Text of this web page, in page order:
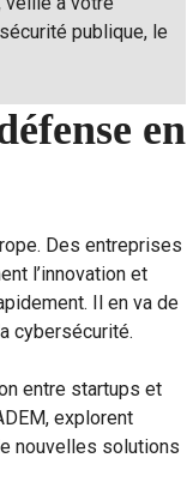
publique, le
en
Des entreprises
l’innovation et
Il en va de
cybersécurité.
entre startups et
explorent
nouvelles solutions